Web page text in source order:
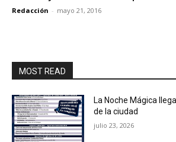
Redacción - mayo 21, 2016
MOST READ
La Noche Mágica
de la ciudad
julio 23, 2026